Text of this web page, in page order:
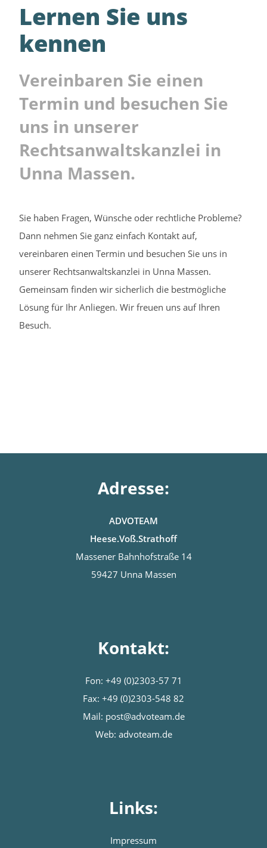
Lernen Sie uns
kennen
Vereinbaren Sie einen
Termin und besuchen Sie
uns in unserer
Rechtsanwalts­kanzlei in
Unna Massen.
Sie haben Fragen, Wünsche oder rechtliche Probleme?
Dann nehmen Sie ganz einfach Kontakt auf,
vereinbaren einen Termin und besuchen Sie uns in
unserer Rechtsanwaltskanzlei in Unna Massen.
Gemeinsam finden wir sicherlich die bestmögliche
Lösung für Ihr Anliegen. Wir freuen uns auf Ihren
Besuch.
Adresse:
ADVOTEAM
Heese.Voß.Strathoff
Massener Bahnhofstraße 14
59427 Unna Massen
Kontakt:
Fon: +49 (0)2303-57 71
Fax: +49 (0)2303-548 82
Mail: post@advoteam.de
Web: advoteam.de
Links:
Impressum